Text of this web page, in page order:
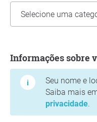
Informações sobre
Seu nome e
Saiba mais
privacidade.